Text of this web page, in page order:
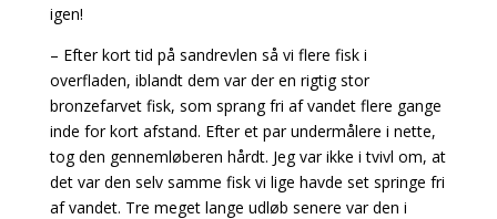
igen!
– Efter kort tid på sandrevlen så vi flere fisk i
overfladen, iblandt dem var der en rigtig stor
bronzefarvet fisk, som sprang fri af vandet flere gange
inde for kort afstand. Efter et par undermålere i nette,
tog den gennemløberen hårdt. Jeg var ikke i tvivl om, at
det var den selv samme fisk vi lige havde set springe fri
af vandet. Tre meget lange udløb senere var den i